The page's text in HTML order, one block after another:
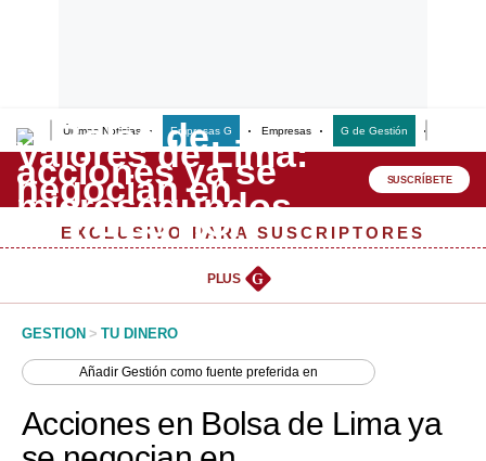
Últimas Noticias Empresas G Empresas G de Gestión
Lo último
Peru Quiosco
Management & Empleo
Perú
SUSCRÍBETE
EXCLUSIVO PARA SUSCRIPTORES
PLUS G
GESTION > TU DINERO
AñadirGestión como fuente preferida en
Acciones en Bolsa de Lima ya